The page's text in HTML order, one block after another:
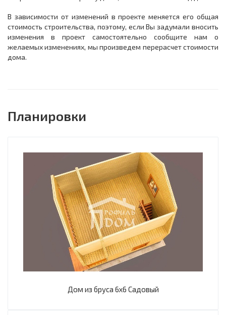
В зависимости от изменений в проекте меняется его общая
стоимость строительства, поэтому, если Вы задумали вносить
изменения в проект самостоятельно сообщите нам о
желаемых изменениях, мы произведем перерасчет стоимости
дома.
Планировки
Дом из бруса 6х6 Садовый